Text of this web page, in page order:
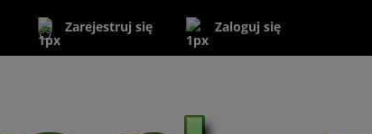
Zarejestruj się Zaloguj się